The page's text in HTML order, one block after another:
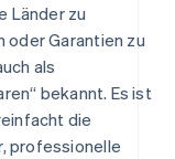
Länder zu
oder Garantien zu
als
bekannt. Es ist
die
professionelle